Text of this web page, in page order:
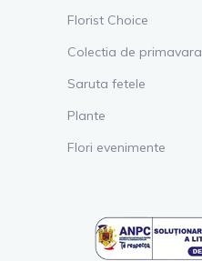
Florist Choice
Colectia de primavara
Saruta fetele
Plante
Flori evenimente